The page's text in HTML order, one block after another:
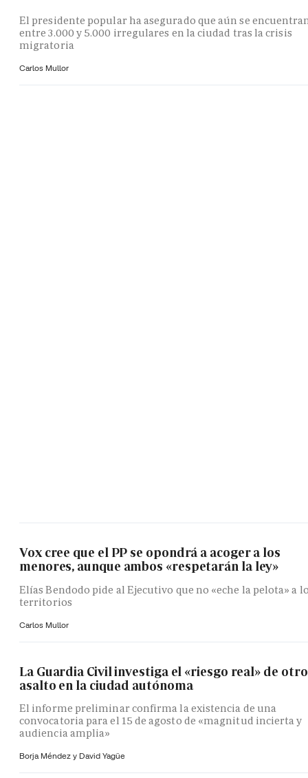
El presidente popular ha asegurado que aún se
entre 3.000 y 5.000 irregulares en la ciudad tras la crisis
migratoria
Carlos Mullor
Vox cree que el PP se opondrá a acoger a los
menores, aunque ambos «respetarán la ley»
Elías Bendodo pide al Ejecutivo que no «eche la pelota» a
territorios
Carlos Mullor
La Guardia Civil investiga el «riesgo real» de otro
asalto en la ciudad autónoma
El informe preliminar confirma la existencia de una
convocatoria para el 15 de agosto de «magnitud incierta y
audiencia amplia»
Borja Méndez y David Yagüe